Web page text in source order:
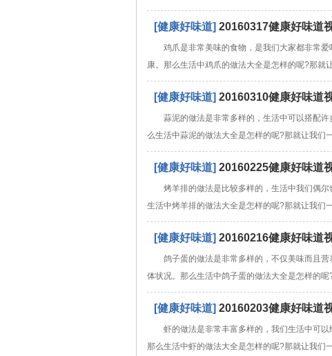
[健康好味道] 20160317健康好味道
鸡爪是非常美味的食物，是我们大家都非常
康。那么生活中鸡爪的做法大全是怎样的呢?那就
[健康好味道] 20160310健康好味道
蒜泥的做法是非常多样的，生活中可以搭配
么生活中蒜泥的做法大全是怎样的呢?那就让我们
[健康好味道] 20160225健康好味道
烤羊排的做法是比较多样的，生活中我们偶
生活中烤羊排的做法大全是怎样的呢?那就让我们
[健康好味道] 20160216健康好味道
鸽子蛋的做法是非常多样的，不仅美味而且
体状况。那么生活中鸽子蛋的做法大全是怎样的
[健康好味道] 20160203健康好味道
虾的做法是非常丰富多样的，我们生活中可
那么生活中虾的做法大全是怎样的呢?那就让我们